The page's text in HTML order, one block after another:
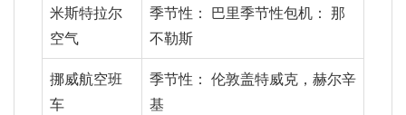
米斯特拉尔
空气
季节性： 巴里季节性包机： 那
不勒斯
挪威航空班
车
季节性： 伦敦盖特威克，赫尔辛
基